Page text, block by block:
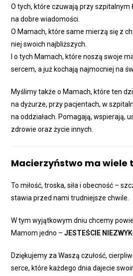
O tych, które czuwają przy szpitalnym
na dobre wiadomości.
O Mamach, które same mierzą się z
niej swoich najbliższych.
I o tych Mamach, które noszą swoje
sercem, a już kochają najmocniej na
Myślimy także o Mamach, które ten
na dyżurze, przy pacjentach, w
na oddziałach. Pomagają, wspierają,
zdrowie oraz życie innych.
Macierzyństwo ma wiele
To miłość, troska, siła i obecność –
stawia przed nami trudniejsze chwile.
W tym wyjątkowym dniu chcemy
Mamom jedno –JESTEŚCIE
Dziękujemy za Waszą czułość,
serce, które każdego dnia dajecie